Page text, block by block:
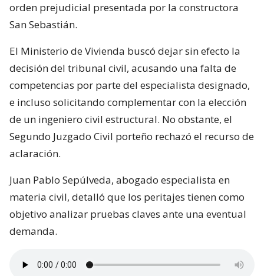
orden prejudicial presentada por la constructora
San Sebastián.
El Ministerio de Vivienda buscó dejar sin efecto la
decisión del tribunal civil, acusando una falta de
competencias por parte del especialista designado,
e incluso solicitando complementar con la elección
de un ingeniero civil estructural. No obstante, el
Segundo Juzgado Civil porteño rechazó el recurso de
aclaración.
Juan Pablo Sepúlveda, abogado especialista en
materia civil, detalló que los peritajes tienen como
objetivo analizar pruebas claves ante una eventual
demanda.